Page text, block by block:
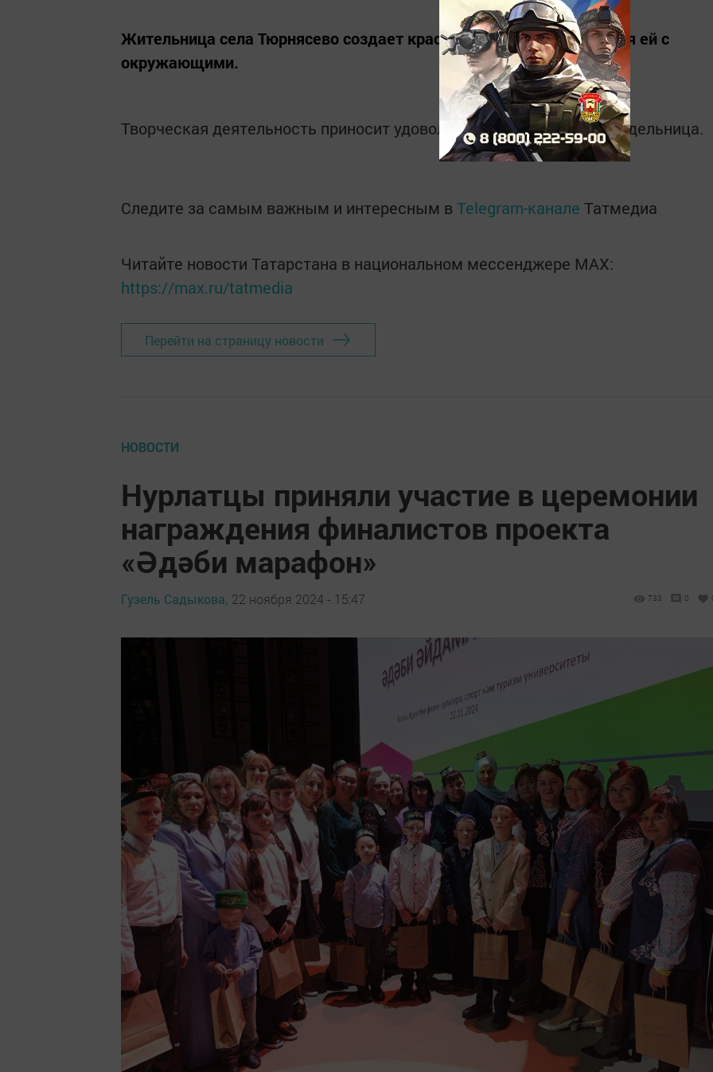
Жительница села Тюрнясево создает красоту вокруг себя и делится ей с
окружающими.
Творческая деятельность приносит удовольствие, признается рукодельница.
Следите за самым важным и интересным в Telegram-канале Татмедиа
Читайте новости Татарстана в национальном мессенджере MАХ:
https://max.ru/tatmedia
Перейти на страницу новости
НОВОСТИ
Нурлатцы приняли участие в церемонии
награждения финалистов проекта
«Әдәби марафон»
Гузель Садыкова, 22 ноября 2024 - 15:47 733 0